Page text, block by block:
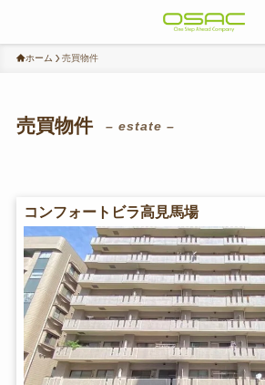
ホーム 売買物件
売買物件 – estate –
コンフォートビラ高見馬場